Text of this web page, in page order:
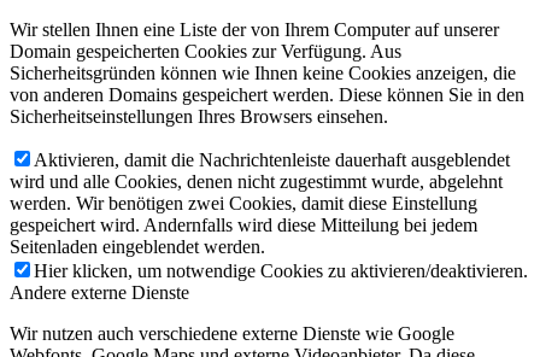
Wir stellen Ihnen eine Liste der von Ihrem Computer auf unserer
Domain gespeicherten Cookies zur Verfügung. Aus
Sicherheitsgründen können wie Ihnen keine Cookies anzeigen, die
von anderen Domains gespeichert werden. Diese können Sie in den
Sicherheitseinstellungen Ihres Browsers einsehen.
Aktivieren, damit die Nachrichtenleiste dauerhaft ausgeblendet
wird und alle Cookies, denen nicht zugestimmt wurde, abgelehnt
werden. Wir benötigen zwei Cookies, damit diese Einstellung
gespeichert wird. Andernfalls wird diese Mitteilung bei jedem
Seitenladen eingeblendet werden.
Hier klicken, um notwendige Cookies zu aktivieren/deaktivieren.
Andere externe Dienste
Wir nutzen auch verschiedene externe Dienste wie Google